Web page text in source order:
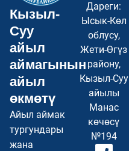
Кызыл-
Суу
айыл
аймагынын
айыл
өкмөтү
Айыл аймак
тургундары
жана
Дареги:
Ысык-Көл
облусу,
Жети-Өгүз
району,
Кызыл-Суу
айылы
Манас
көчөсү
№194